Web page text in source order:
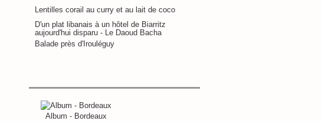
Lentilles corail au curry et au lait de coco
D'un plat libanais à un hôtel de Biarritz
aujourd'hui disparu - Le Daoud Bacha
Balade près d'Irouléguy
Album - Bordeaux